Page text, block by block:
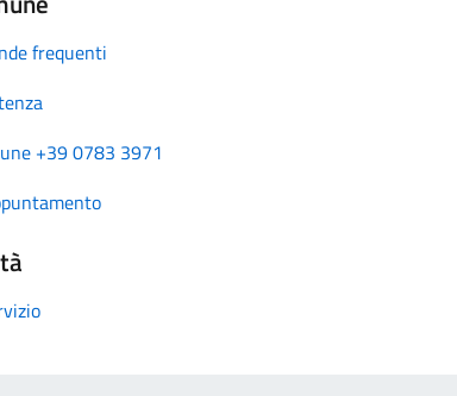
frequenti
+39 0783 3971